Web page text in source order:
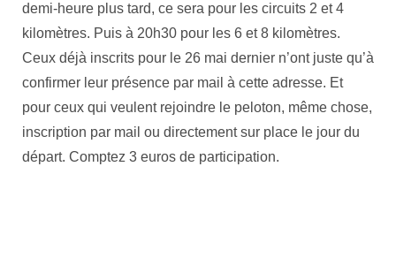
demi-heure plus tard, ce sera pour les circuits 2 et 4
kilomètres. Puis à 20h30 pour les 6 et 8 kilomètres.
Ceux déjà inscrits pour le 26 mai dernier n’ont juste qu’à
confirmer leur présence par mail à cette adresse. Et
pour ceux qui veulent rejoindre le peloton, même chose,
inscription par mail ou directement sur place le jour du
départ. Comptez 3 euros de participation.